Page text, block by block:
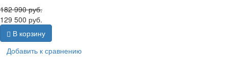
182 990руб.
129 500 руб.
В корзину
Добавить к сравнению